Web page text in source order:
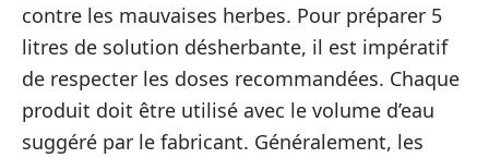
contre les mauvaises herbes. Pour préparer 5
litres de solution désherbante, il est impératif
de respecter les doses recommandées. Chaque
produit doit être utilisé avec le volume d’eau
suggéré par le fabricant. Généralement, les